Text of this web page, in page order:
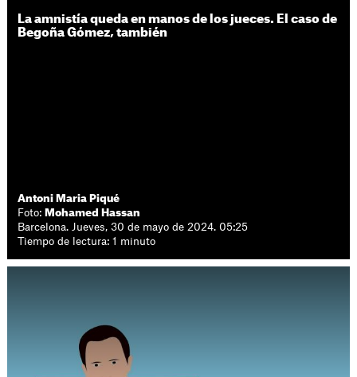
La amnistía queda en manos de los jueces. El caso de
Begoña Gómez, también
Antoni Maria Piqué
Foto: Mohamed Hassan
Barcelona. Jueves, 30 de mayo de 2024. 05:25
Tiempo de lectura: 1 minuto